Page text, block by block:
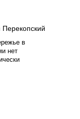
в
нет